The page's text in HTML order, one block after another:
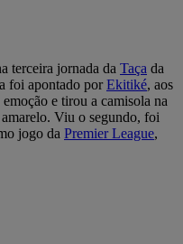
terceira jornada da Taça da
foi apontado porEkitiké, aos
e tirou a camisola na
Viu o segundo, foi
jogo da Premier League,